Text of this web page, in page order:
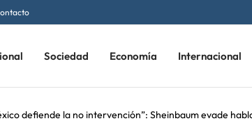
Sociedad Economía Internacional
defiende la no intervención”: Sheinbaum evade